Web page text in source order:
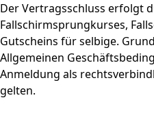
Der Vertragsschluss erfolgt
Fallschirmsprungkurses,
Gutscheins fürselbige.
Allgemeinen
Anmeldung als
gelten.